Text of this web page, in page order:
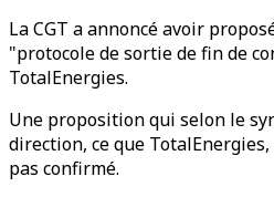
La CGT a annoncé avoir
"protocole de sortie de fin de
TotalEnergies.
Une proposition qui selon le
direction, ce que
pas confirmé.